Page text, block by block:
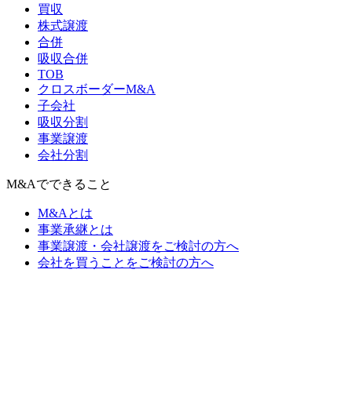
買収
株式譲渡
合併
吸収合併
TOB
クロスボーダーM&A
子会社
吸収分割
事業譲渡
会社分割
M&Aでできること
M&Aとは
事業承継とは
事業譲渡・会社譲渡をご検討の方へ
会社を買うことをご検討の方へ